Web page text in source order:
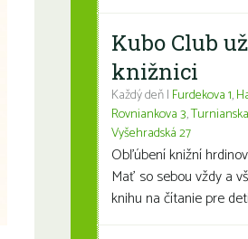
Kubo Club
knižnici
Každý deň | Furdekova 1,
Rovniankova 3,
Vyšehradská 27
Obľúbení knižní
Mať so sebou vždy a
knihu na čítanie pre